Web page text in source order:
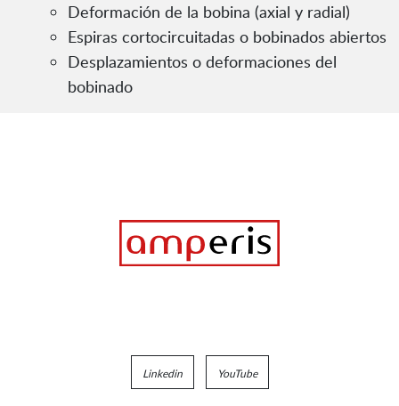
Deformación de la bobina (axial y radial)
Espiras cortocircuitadas o bobinados abiertos
Desplazamientos o deformaciones del
bobinado
Linkedin YouTube